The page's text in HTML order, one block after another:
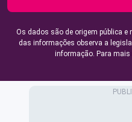
Os dados são de origem pública
das informações observa a
informação. Para